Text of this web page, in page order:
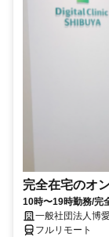
完全在宅のオ
10時〜19時勤務/完
業務一般社団法人博
フルリモート